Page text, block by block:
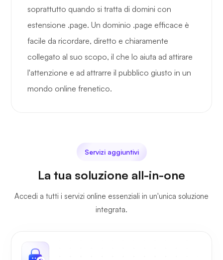
soprattutto quando si tratta di domini con
estensione .page. Un dominio .page efficace è
facile da ricordare, diretto e chiaramente
collegato al suo scopo, il che lo aiuta ad attirare
l'attenzione e ad attrarre il pubblico giusto in un
mondo online frenetico.
Servizi aggiuntivi
La tua soluzione all-in-one
Accedi a tutti i servizi online essenziali in un'unica soluzione
integrata.